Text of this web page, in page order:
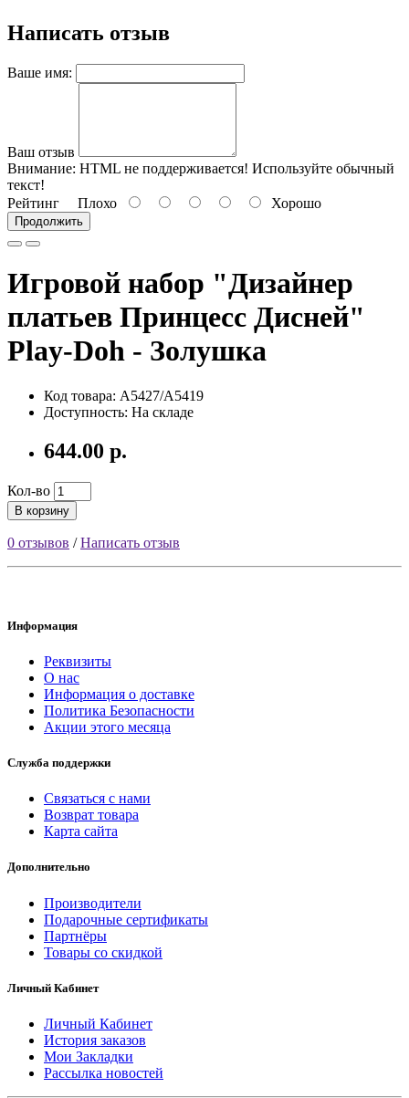
Написать отзыв
Ваше имя:
Ваш отзыв
Внимание: HTML не поддерживается! Используйте обычный
текст!
Рейтинг Плохо Хорошо
Продолжить
Игровой набор "Дизайнер
платьев Принцесс Дисней"
Play-Doh - Золушка
Код товара: A5427/A5419
Доступность: На складе
644.00 р.
Кол-во
В корзину
0 отзывов /Написать отзыв
Информация
Реквизиты
О нас
Информация о доставке
Политика Безопасности
Акции этого месяца
Служба поддержки
Связаться с нами
Возврат товара
Карта сайта
Дополнительно
Производители
Подарочные сертификаты
Партнёры
Товары со скидкой
Личный Кабинет
Личный Кабинет
История заказов
Мои Закладки
Рассылка новостей